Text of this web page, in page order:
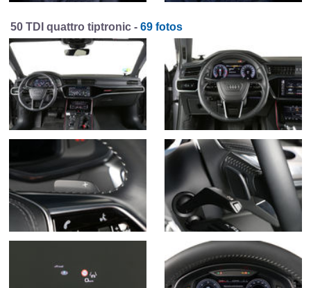
50 TDI quattro tiptronic - 69 fotos